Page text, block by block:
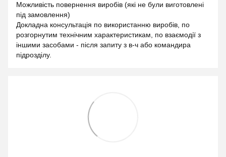
Можливість повернення виробів (які не були виготовлені
під замовлення)
Докладна консультація по використанню виробів, по
розгорнутим технічним характеристикам, по взаємодії з
іншими засобами - після запиту з в-ч або командира
підрозділу.